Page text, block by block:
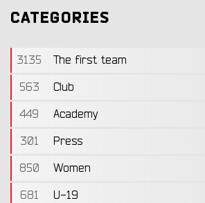
CATEGORIES
3135
The first team
563
Club
449
Academy
301
Press
850
Women
681
U-19